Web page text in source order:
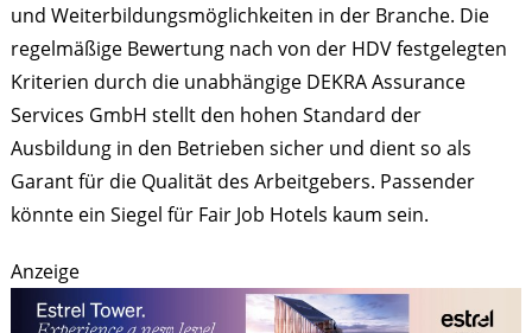
und Weiterbildungsmöglichkeiten in der Branche. Die
regelmäßige Bewertung nach von der HDV festgelegten
Kriterien durch die unabhängige DEKRA Assurance
Services GmbH stellt den hohen Standard der
Ausbildung in den Betrieben sicher und dient so als
Garant für die Qualität des Arbeitgebers. Passender
könnte ein Siegel für Fair Job Hotels kaum sein.
Anzeige